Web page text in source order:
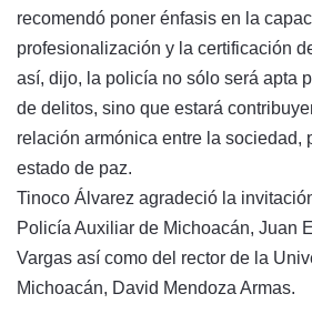
recomendó poner énfasis en la
profesionalización y la certificación
así, dijo, la policía no sólo será apta
de delitos, sino que estará
relación armónica entre la sociedad,
estado de paz.
Tinoco Álvarez agradeció la
Policía Auxiliar de Michoacán, Juan
Vargas así como del rector de la
Michoacán, David Mendoza Armas.